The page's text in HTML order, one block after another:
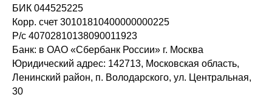
БИК 044525225
Корр. счет 30101810400000000225
Р/с 40702810138090011923
Банк: в ОАО «Сбербанк России» г. Москва
Юридический адрес: 142713, Московская область,
Ленинский район, п. Володарского, ул. Центральная,
30